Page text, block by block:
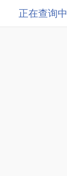
正在查询中